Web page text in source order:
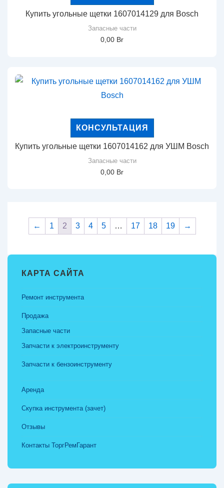
Купить угольные щетки 1607014129 для Bosch
Запасные части
0,00 Br
КОНСУЛЬТАЦИЯ
Купить угольные щетки 1607014162 для УШМ Bosch
Запасные части
0,00 Br
← 1 2 3 4 5 … 17 18 19 →
КАРТА САЙТА
Ремонт инструмента
Продажа
Запасные части
Запчасти к электроинструменту
Запчасти к бензоинструменту
Аренда
Скупка инструмента (зачет)
Отзывы
Контакты ТоргРемГарант